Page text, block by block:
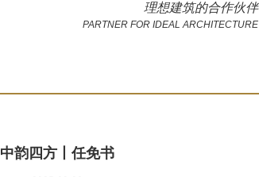
理想建筑的合作伙伴
PARTNER FOR IDEAL ARCHITECTURE
中韵四方丨任免书